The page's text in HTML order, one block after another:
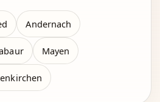
Andernach
Mayen